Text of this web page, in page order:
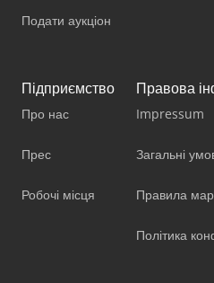
Подати аукціон
Підприємство
Про нас
Прес
Робочі місця
Правова
Impressum
Загальні
Правила
Політика